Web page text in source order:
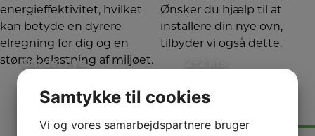
energieffektivitet, hvilket
kan betyde en dyrere
elregning for dig og en
større belastning af miljøet.
Ønsker du hjælp til at
installere din nye ovn,
tilbyder vi også dette.
Om det nye
energimærke
mærkninger her
Garanti!
Vi har dobbelt op på garantien på udvalgte produkter – så du er sikret i 4 år og kan føle dig
endnu tryggere.
Samtykke til cookies
Vi og vores samarbejdspartnere bruger